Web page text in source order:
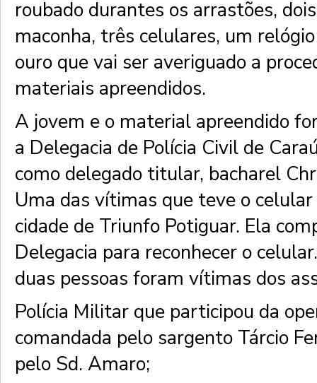
roubado durantes os arrastões,
maconha, três celulares, um
ouro que vai ser averiguado a
materiais apreendidos.
A jovem e o material apreendido
a Delegacia de Polícia Civil de
como delegado titular, bacharel
Uma das vítimas que teve o
cidade de Triunfo Potiguar. Ela
Delegacia para reconhecer o
duas pessoas foram vítimas dos
Polícia Militar que participou da
comandada pelo sargento Tárcio
pelo Sd. Amaro;